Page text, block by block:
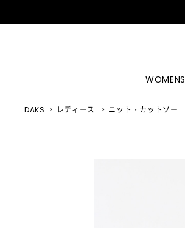
WOMENS
DAKS レディース ニット・カットソー